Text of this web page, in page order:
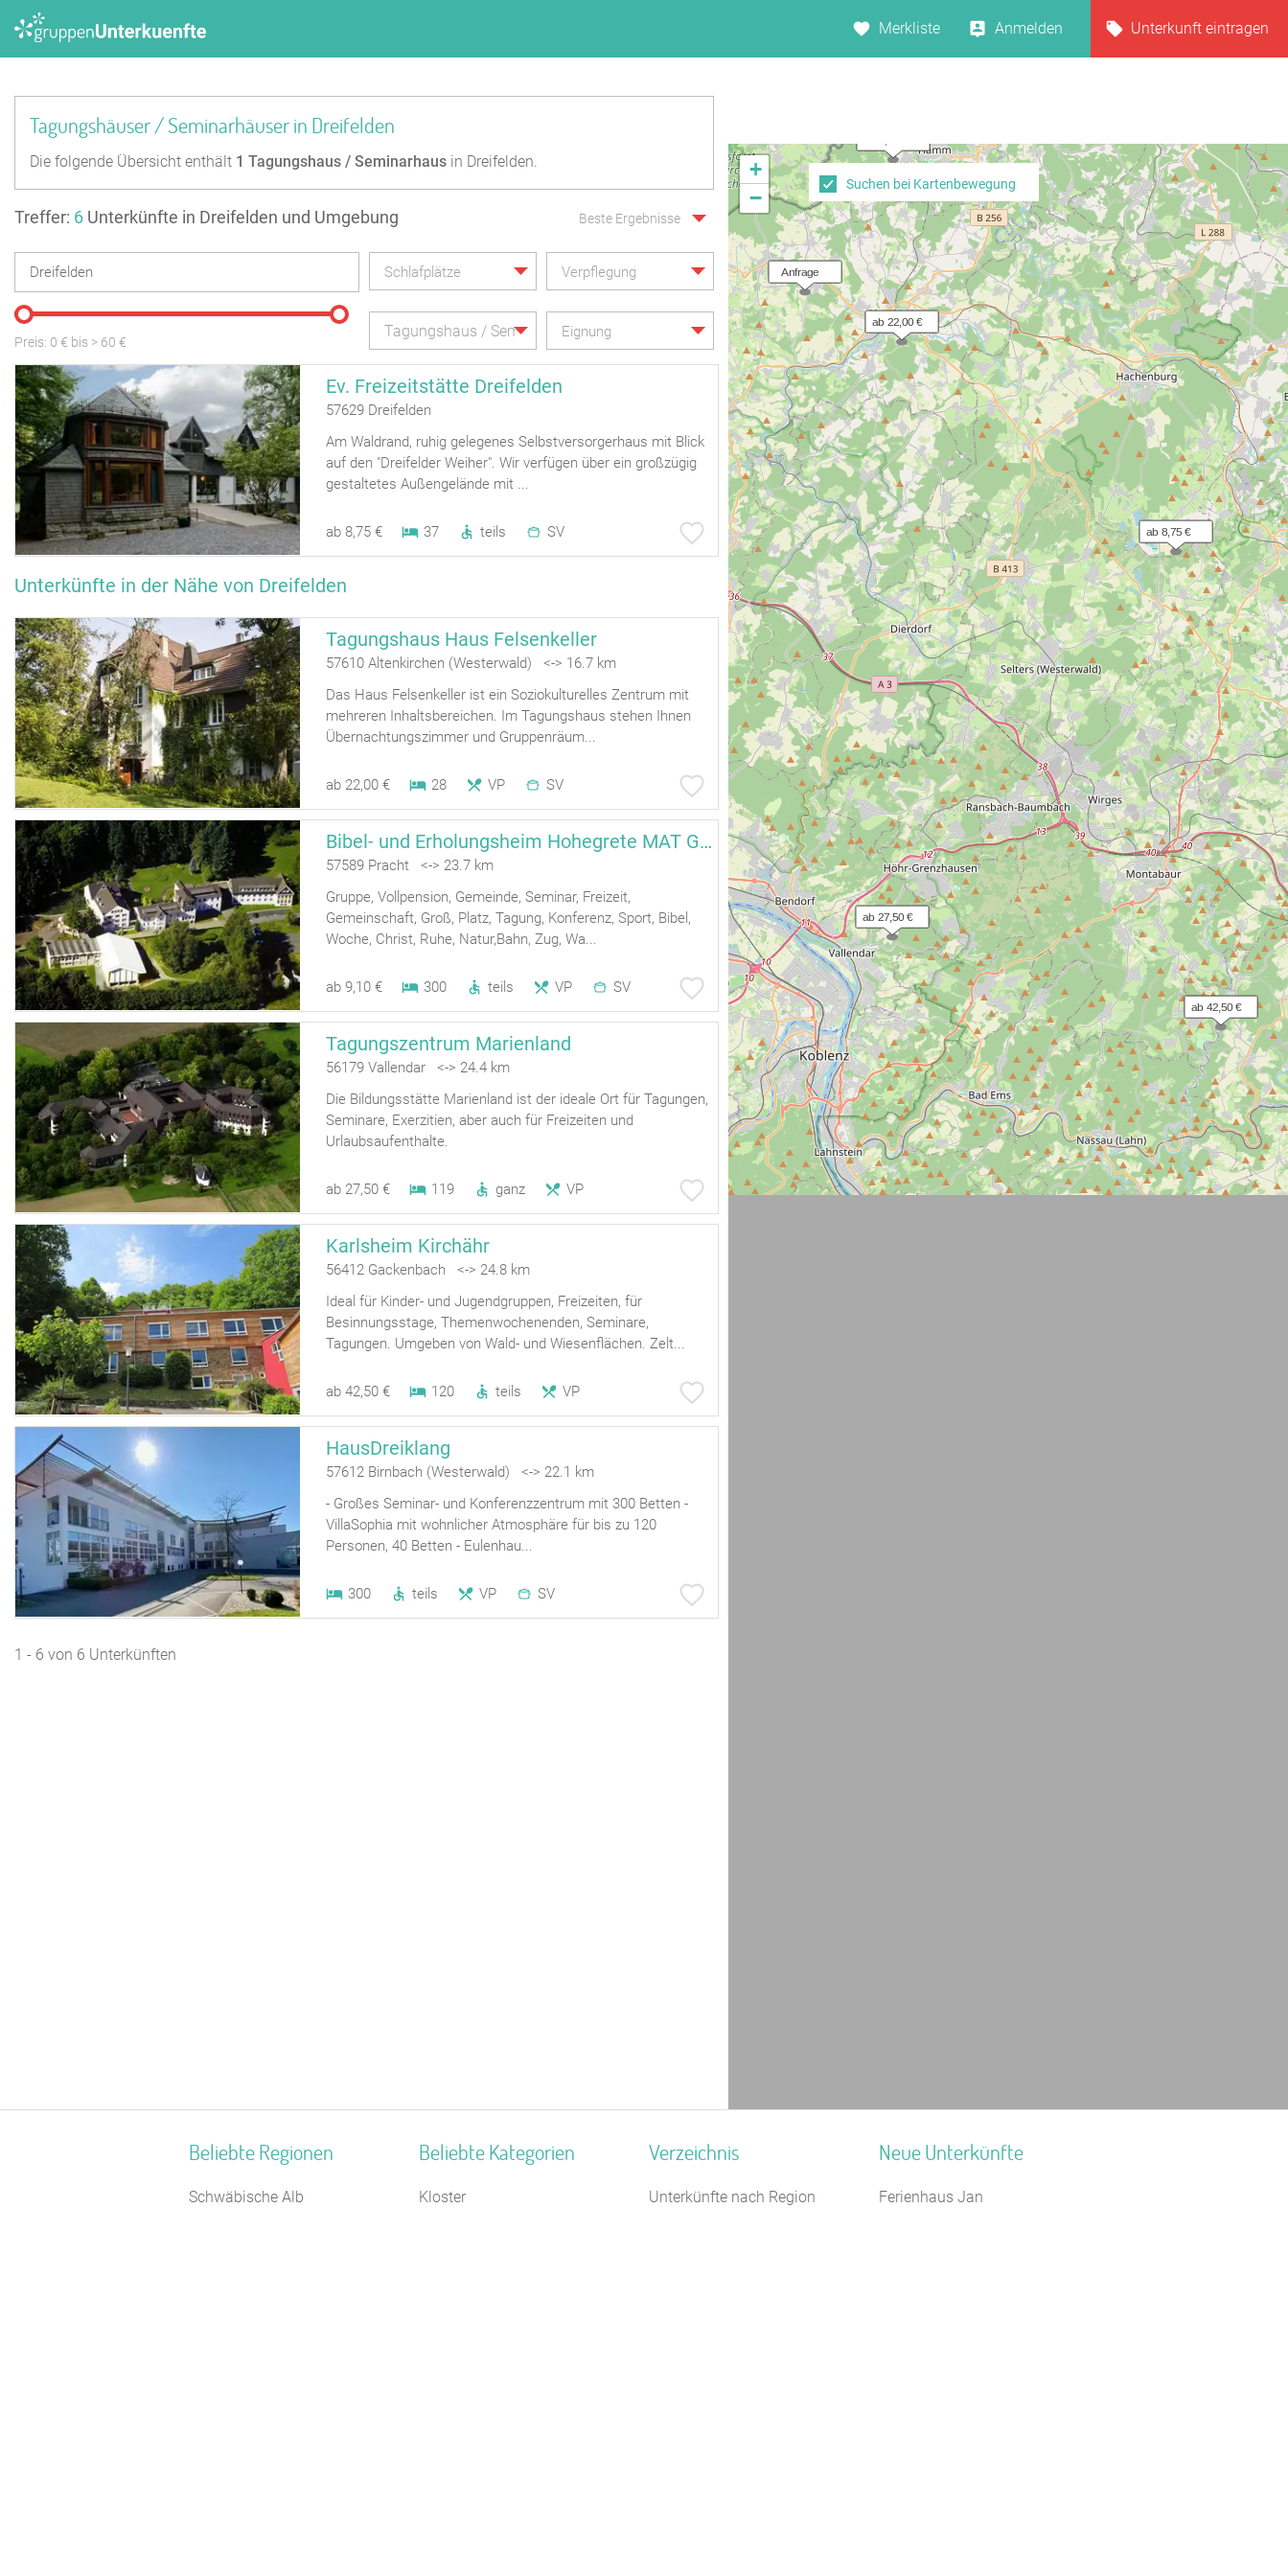
Merkliste Anmelden Unterkunft eintragen
Tagungshäuser / Seminarhäuser in Dreifelden
Die folgende Übersicht enthält 1 Tagungshaus / Seminarhaus in Dreifelden.
Treffer: 6 Unterkünfte in Dreifelden und Umgebung Beste Ergebnisse
Schlafplätze Verpflegung
Preis: 0 € bis > 60 €
Tagungshaus / SeminarhausEignung
Ev. Freizeitstätte Dreifelden
57629 Dreifelden
Am Waldrand, ruhig gelegenes Selbstversorgerhaus mit Blick
auf den "Dreifelder Weiher". Wir verfügen über ein großzügig
gestaltetes Außengelände mit ...
ab 8,75 € 37 teils SV
Unterkünfte in der Nähe von Dreifelden
Tagungshaus Haus Felsenkeller
57610 Altenkirchen (Westerwald) <-> 16.7 km
Das Haus Felsenkeller ist ein Soziokulturelles Zentrum mit
mehreren Inhaltsbereichen. Im Tagungshaus stehen Ihnen
Übernachtungszimmer und Gruppenräum...
ab 22,00 € 28 VP SV
Bibel- und Erholungsheim Hohegrete MAT GmbH
57589 Pracht <-> 23.7 km
Gruppe, Vollpension, Gemeinde, Seminar, Freizeit,
Gemeinschaft, Groß, Platz, Tagung, Konferenz, Sport, Bibel,
Woche, Christ, Ruhe, Natur,Bahn, Zug, Wa...
ab 9,10 € 300 teils VP SV
Tagungszentrum Marienland
56179 Vallendar <-> 24.4 km
Die Bildungsstätte Marienland ist der ideale Ort für Tagungen,
Seminare, Exerzitien, aber auch für Freizeiten und
Urlaubsaufenthalte.
ab 27,50 € 119 ganz VP
Karlsheim Kirchähr
56412 Gackenbach <-> 24.8 km
Ideal für Kinder- und Jugendgruppen, Freizeiten, für
Besinnungsstage, Themenwochenenden, Seminare,
Tagungen. Umgeben von Wald- und Wiesenflächen. Zelt...
ab 42,50 € 120 teils VP
HausDreiklang
57612 Birnbach (Westerwald) <-> 22.1 km
- Großes Seminar- und Konferenzzentrum mit 300 Betten -
VillaSophia mit wohnlicher Atmosphäre für bis zu 120
Personen, 40 Betten - Eulenhau...
300 teils VP SV
1 - 6 von 6 Unterkünften
ab 8,75 €
ab 22,00 €
ab 27,50 €
ab 42,50 €
  Anfrage
+
−
Suchen bei Kartenbewegung
Beliebte Regionen
Schwäbische Alb
Beliebte Kategorien
Kloster
Verzeichnis
Unterkünfte nach Region
Neue Unterkünfte
Ferienhaus Jan